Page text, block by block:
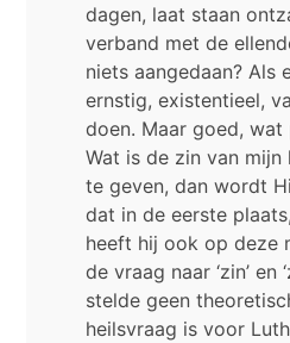
dagen, laat staan
verband met de
niets aangedaan?
ernstig, existentieel,
doen. Maar goed,
Wat is de zin van
te geven, dan wordt
dat in de eerste
heeft hij ook op deze
de vraag naar ‘zin’
stelde geen
heilsvraag is voor